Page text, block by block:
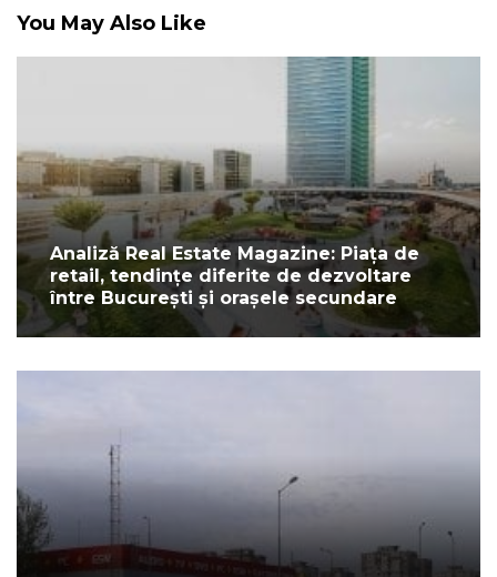
You May Also Like
Analiză Real Estate Magazine: Piața de
retail, tendințe diferite de dezvoltare
între București și orașele secundare